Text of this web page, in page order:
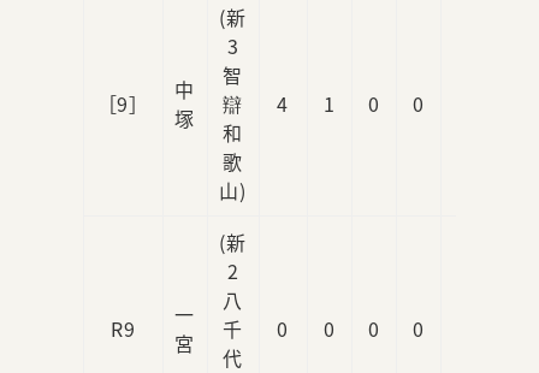
［9］
中
塚
(新
3
智
辯
和
歌
山)
4 1 0 0
R9
一
宮
(新
2
八
千
代
0 0 0 0